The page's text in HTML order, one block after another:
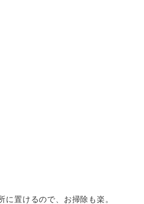
に置けるので、お掃除も楽。